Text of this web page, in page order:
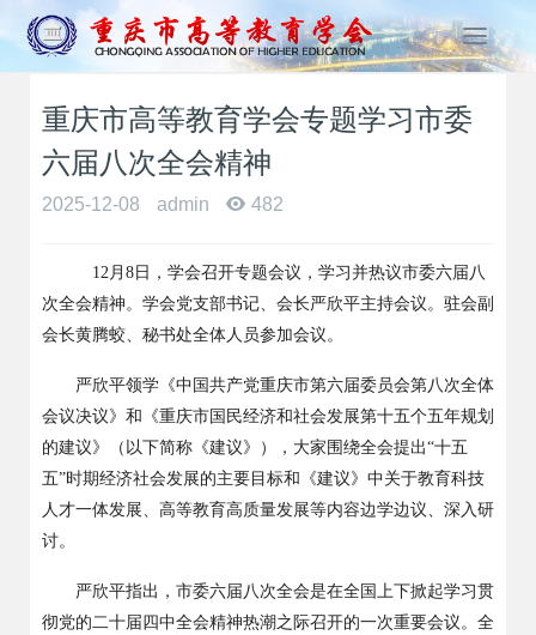
T
o
i
g
i
o
重庆市高等教育学会专题学习市委
六届八次全会精神
2025-12-08 admin 482
12月8日，学会召开专题会议，学习并热议市委六届八
次全会精神。学会党支部书记、会长严欣平主持会议。驻会副
会长黄腾蛟、秘书处全体人员参加会议。
严欣平领学《中国共产党重庆市第六届委员会第八次全体
会议决议》和《重庆市国民经济和社会发展第十五个五年规划
的建议》（以下简称《建议》），大家围绕全会提出“十五
五”时期经济社会发展的主要目标和《建议》中关于教育科技
人才一体发展、高等教育高质量发展等内容边学边议、深入研
讨。
严欣平指出，市委六届八次全会是在全国上下掀起学习贯
彻党的二十届四中全会精神热潮之际召开的一次重要会议。全